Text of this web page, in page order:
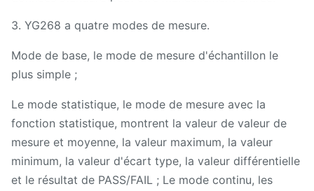
3. YG268 a quatre modes de mesure.
Mode de base, le mode de mesure d'échantillon le
plus simple ;
Le mode statistique, le mode de mesure avec la
fonction statistique, montrent la valeur de valeur de
mesure et moyenne, la valeur maximum, la valeur
minimum, la valeur d'écart type, la valeur différentielle
et le résultat de PASS/FAIL ; Le mode continu, les